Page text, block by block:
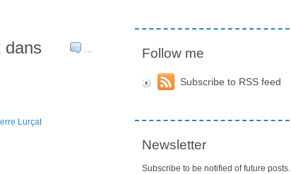
…
dans
Follow me
Subscribe to RSS feed
Newsletter
Subscribe to be notified of future posts.